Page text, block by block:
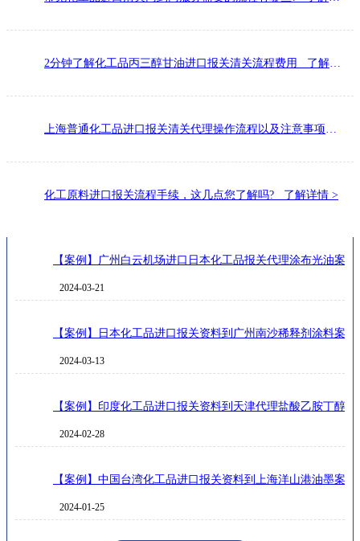
化工原料进口报关流程手续，这几点您了解吗? 了解详情 >
成功案例
【案例】广州白云机场进口日本化工品报关代理涂布光油案例
2024-03-21
【案例】日本化工品进口报关资料到广州南沙稀释剂涂料案例
2024-03-13
【案例】印度化工品进口报关资料到天津代理盐酸乙胺丁醇案
2024-02-28
【案例】中国台湾化工品进口报关资料到上海洋山港油墨案例
2024-01-25